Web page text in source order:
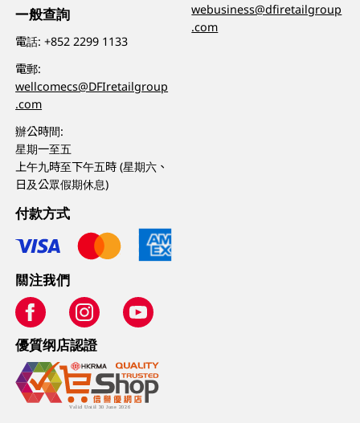
一般查詢
電話:+852 2299 1133
電郵:
wellcomecs@DFIretailgroup
.com
辦公時間:
星期一至五
上午九時至下午五時 (星期六、
日及公眾假期休息)
webusiness@dfiretailgroup
.com
付款方式
關注我們
優質纲店認證